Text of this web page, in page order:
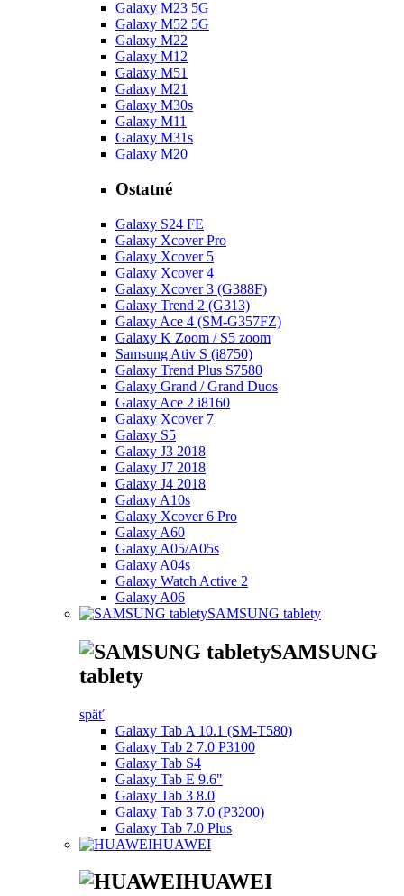
Galaxy M23 5G
Galaxy M52 5G
Galaxy M22
Galaxy M12
Galaxy M51
Galaxy M21
Galaxy M30s
Galaxy M11
Galaxy M31s
Galaxy M20
Ostatné
Galaxy S24 FE
Galaxy Xcover Pro
Galaxy Xcover 5
Galaxy Xcover 4
Galaxy Xcover 3 (G388F)
Galaxy Trend 2 (G313)
Galaxy Ace 4 (SM-G357FZ)
Galaxy K Zoom / S5 zoom
Samsung Ativ S (i8750)
Galaxy Trend Plus S7580
Galaxy Grand / Grand Duos
Galaxy Ace 2 i8160
Galaxy Xcover 7
Galaxy S5
Galaxy J3 2018
Galaxy J7 2018
Galaxy J4 2018
Galaxy A10s
Galaxy Xcover 6 Pro
Galaxy A60
Galaxy A05/A05s
Galaxy A04s
Galaxy Watch Active 2
Galaxy A06
SAMSUNG tablety
SAMSUNG
tablety
späť
Galaxy Tab A 10.1 (SM-T580)
Galaxy Tab 2 7.0 P3100
Galaxy Tab S4
Galaxy Tab E 9.6"
Galaxy Tab 3 8.0
Galaxy Tab 3 7.0 (P3200)
Galaxy Tab 7.0 Plus
HUAWEI
HUAWEI